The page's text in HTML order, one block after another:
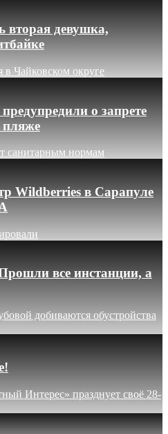
вторая девушка,
Чайковском округе
о запрете
пляже
санитарным нормам
Wildberries в Сарапуле
все инстанции, а
добиваются обустройства
Интерес» празднует своё 28-